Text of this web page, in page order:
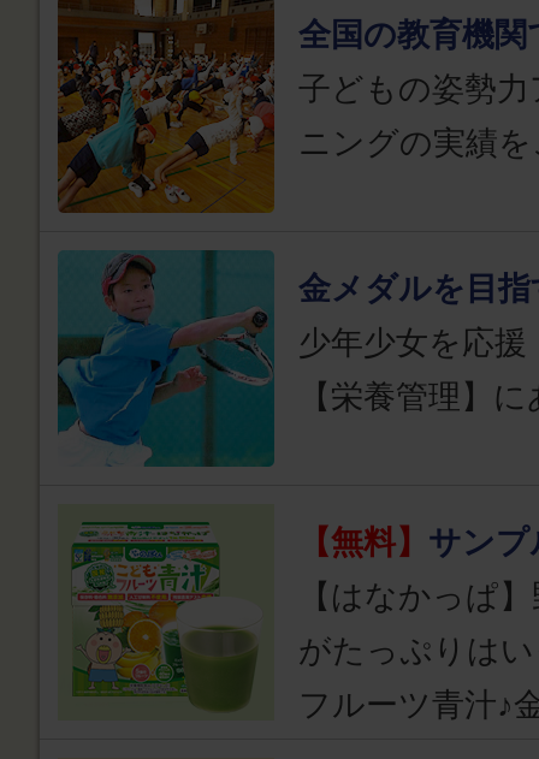
全国の教育機関
子どもの姿勢
ニングの実績
金メダルを目指
少年少女を応
【栄養管理】
【無料】 サンプ
【はなかっぱ
がたっぷりは
フルーツ青汁♪